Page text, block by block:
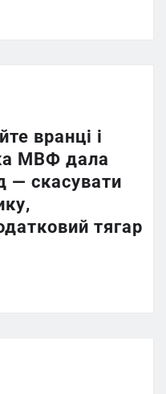
вранці і
МВФ дала
— скасувати
тягар